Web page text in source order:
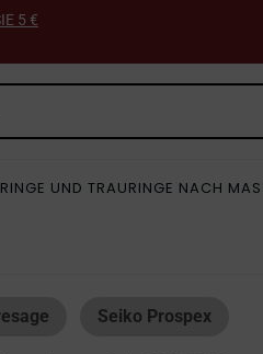
5 €
UND TRAURINGE NACH MASS
Seiko Prospex